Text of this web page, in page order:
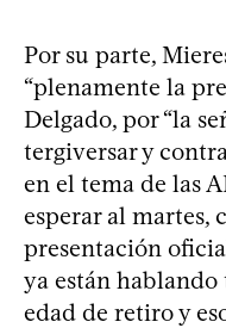
Por su parte,
“plenamente la
Delgado, por “la
tergiversar y
en el tema de las
esperar al martes,
presentación
ya están
edad de retiro y